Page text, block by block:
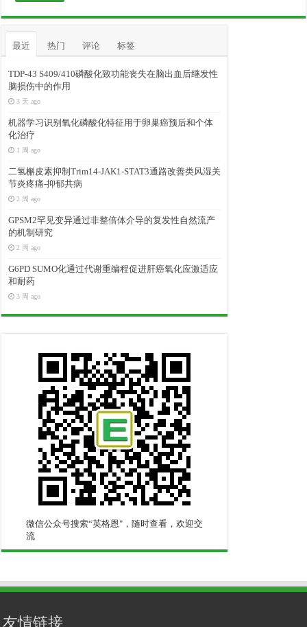
最近 热门 评论 标签
TDP-43 S409/410磷酸化致功能丧失在脑出血后继发性
脑损伤中的作用
3 天 ago
机器学习识别氧化磷酸化特征用于卵巢癌预后和个体
化治疗
1 周 ago
二氢槲皮素抑制Trim14-JAK1-STAT3通路改善类风湿关
节炎疼痛-抑郁共病
2 周 ago
GPSM2罕见变异通过非整倍体介导的复发性自然流产
的机制研究
2 周 ago
G6PD SUMO化通过代谢重编程促进肝癌氧化应激适应
和耐药
3 周 ago
微信公众号搜索“英格恩"，随时查看，欢迎交
流
友情链接